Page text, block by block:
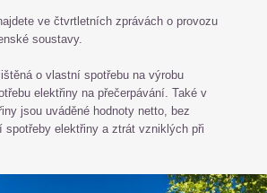
ve čtvrtletních zprávách o provozu
soustavy.
o vlastní spotřebu na výrobu
elektřiny na přečerpávání. Také v
jsou uváděné hodnoty netto, bez
spotřeby elektřiny a ztrát vzniklých při